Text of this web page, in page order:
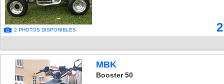
2 PHOTOS DISPONIBLES
MBK
Booster 50